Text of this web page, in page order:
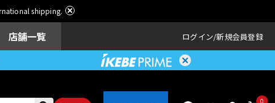
shipping.
店舗一覧 ログイン 新規会員登録
0